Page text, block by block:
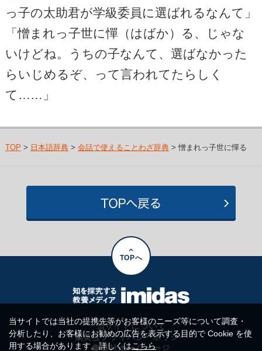
っ子の太助君が学級委員に選ばれるなんて」
「憎まれっ子世に憚（はばか）る、じゃな
いけどね。うちの子なんて、選ばなかった
らいじめるぞ、って言われてたらしく
て……」
TOP > 日本語辞典> 会話で使えることわざ辞典> 憎まれっ子世に憚る
TOPへ
当サイトについて
集英社プライバシーポリシー
集英社ホームページ
当サイトでは当社の提携先等がお客様のニーズ等について調査・
分析したり、お客様にお勧めの広告を表示する目的で Cookie を使
用する場合があります。詳しくはこちら